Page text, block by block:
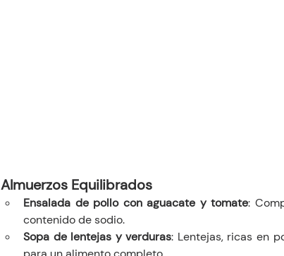
Almuerzos Equilibrados
Ensalada de pollo con aguacate y tomate:
contenido de sodio.
Sopa de lentejas y verduras: Lentejas, ricas en